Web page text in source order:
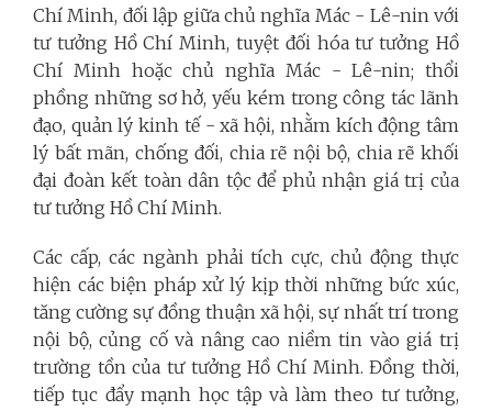
Chí Minh, đối lập giữa chủ nghĩa Mác - Lê-nin với
tư tưởng Hồ Chí Minh, tuyệt đối hóa tư tưởng Hồ
Chí Minh hoặc chủ nghĩa Mác - Lê-nin; thổi
phồng những sơ hở, yếu kém trong công tác lãnh
đạo, quản lý kinh tế - xã hội, nhằm kích động tâm
lý bất mãn, chống đối, chia rẽ nội bộ, chia rẽ khối
đại đoàn kết toàn dân tộc để phủ nhận giá trị của
tư tưởng Hồ Chí Minh.
Các cấp, các ngành phải tích cực, chủ động thực
hiện các biện pháp xử lý kịp thời những bức xúc,
tăng cường sự đồng thuận xã hội, sự nhất trí trong
nội bộ, củng cố và nâng cao niềm tin vào giá trị
trường tồn của tư tưởng Hồ Chí Minh. Đồng thời,
tiếp tục đẩy mạnh học tập và làm theo tư tưởng,